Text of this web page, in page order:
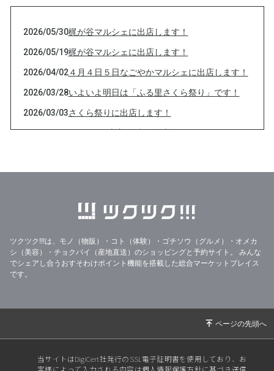
2026/05/30梶が谷マルシェに出店します！
2026/05/19梶が谷マルシェに出店します！
2026/04/02４月４日５日なごやかマルシェに出店します！
2026/03/28いよいよ明日は「ふる里さくら祭り」です！
2026/03/03さくら祭りに出店します！
2026/02/03２月3日 恵方巻 当日販売数します！
2026/01/07恵方巻の予約販売します！
秋の遊び場 in たかつ 2025 に出店します！
2025/11/08 シラス入りカナガワンだふるカレー
2025/11/05
2025/09/23いよいよ今週末は「多摩川カレーグランプリ」
ツクツク!!!は、モノ（物販）・コト（体験）・ゴチソウ（グルメ）・オメカ
シ（美容）・チョクバイ（産地直送）のショッピングと予約サイト。
みんな
でシェアし合うおすそわけポイント機能を搭載した総合マーケットプレイス
です。
当サイトはDigiCert社発行のSSL電子証明書を使用しており、お
客様によって入力される内容は個人情報保護方針に基づき送信